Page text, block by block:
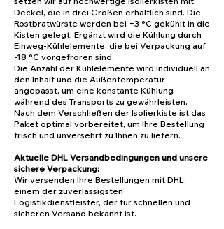
Deckel, die in drei Größen erhältlich sind. Die
Rostbratwürste werden bei +3 °C gekühlt in die
Kisten gelegt. Ergänzt wird die Kühlung durch
Einweg-Kühlelemente, die bei Verpackung auf
-18 °C vorgefroren sind.
Die Anzahl der Kühlelemente wird individuell an
den Inhalt und die Außentemperatur
angepasst, um eine konstante Kühlung
während des Transports zu gewährleisten.
Nach dem Verschließen der Isolierkiste ist das
Paket optimal vorbereitet, um Ihre Bestellung
frisch und unversehrt zu Ihnen zu liefern.
Aktuelle DHL Versandbedingungen und unsere
sichere Verpackung:
Wir versenden Ihre Bestellungen mit DHL,
einem der zuverlässigsten
Logistikdienstleister, der für schnellen und
sicheren Versand bekannt ist.